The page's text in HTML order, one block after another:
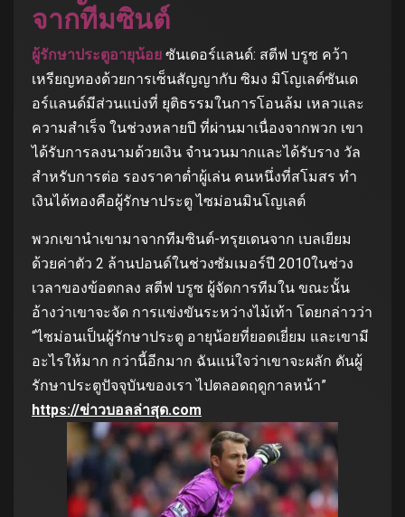
จากทีมซินต์
ผู้รักษาประตูอายุน้อย ซันเดอร์แลนด์: สตีฟ บรูซ คว้า
เหรียญทองด้วยการเซ็นสัญญากับ ซิมง มิโญเลต์ซันเด
อร์แลนด์มีส่วนแบ่งที่ ยุติธรรมในการโอนล้ม เหลวและ
ความสำเร็จ ในช่วงหลายปี ที่ผ่านมาเนื่องจากพวก เขา
ได้รับการลงนามด้วยเงิน จำนวนมากและได้รับราง วัล
สำหรับการต่อ รองราคาต่ำผู้เล่น คนหนึ่งที่สโมสร ทำ
เงินได้ทองคือผู้รักษาประตู ไซม่อนมินโญเลต์
พวกเขานำเขามาจากทีมซินต์-ทรุยเดนจาก เบลเยียม
ด้วยค่าตัว 2 ล้านปอนด์ในช่วงซัมเมอร์ปี 2010ในช่วง
เวลาของข้อตกลง สตีฟ บรูซ ผู้จัดการทีมใน ขณะนั้น
อ้างว่าเขาจะจัด การแข่งขันระหว่างไม้เท้า โดยกล่าวว่า
“ไซม่อนเป็นผู้รักษาประตู อายุน้อยที่ยอดเยี่ยม และเขามี
อะไรให้มาก กว่านี้อีกมาก ฉันแน่ใจว่าเขาจะผลัก ดันผู้
รักษาประตูปัจจุบันของเรา ไปตลอดฤดูกาลหน้า”
https://ข่าวบอลล่าสุด.com